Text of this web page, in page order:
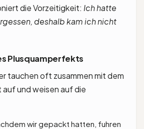
die Vorzeitigkeit: Ich hatte
deshalb kam ich nicht
Plusquamperfekts
tauchen oft zusammen mit dem
und weisen auf die
wir gepackt hatten, fuhren